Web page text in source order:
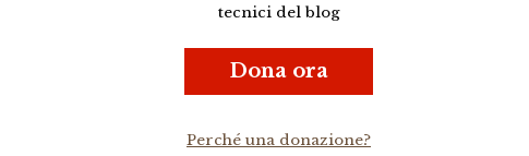
tecnici del blog
Dona ora
Perché una donazione?